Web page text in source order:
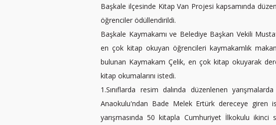
Başkale ilçesinde Kitap Van Projesi kapsamında
öğrenciler ödüllendirildi.
Başkale Kaymakamı ve Belediye Başkan Vekili
en çok kitap okuyan öğrencileri kaymakamlık
bulunan Kaymakam Çelik, en çok kitap okuyarak
kitap okumalarını istedi.
1.Sınıflarda resim dalında düzenlenen
Anaokulu'ndan Bade Melek Ertürk dereceye
yarışmasında 50 kitapla Cumhuriyet İlkokulu ikinci